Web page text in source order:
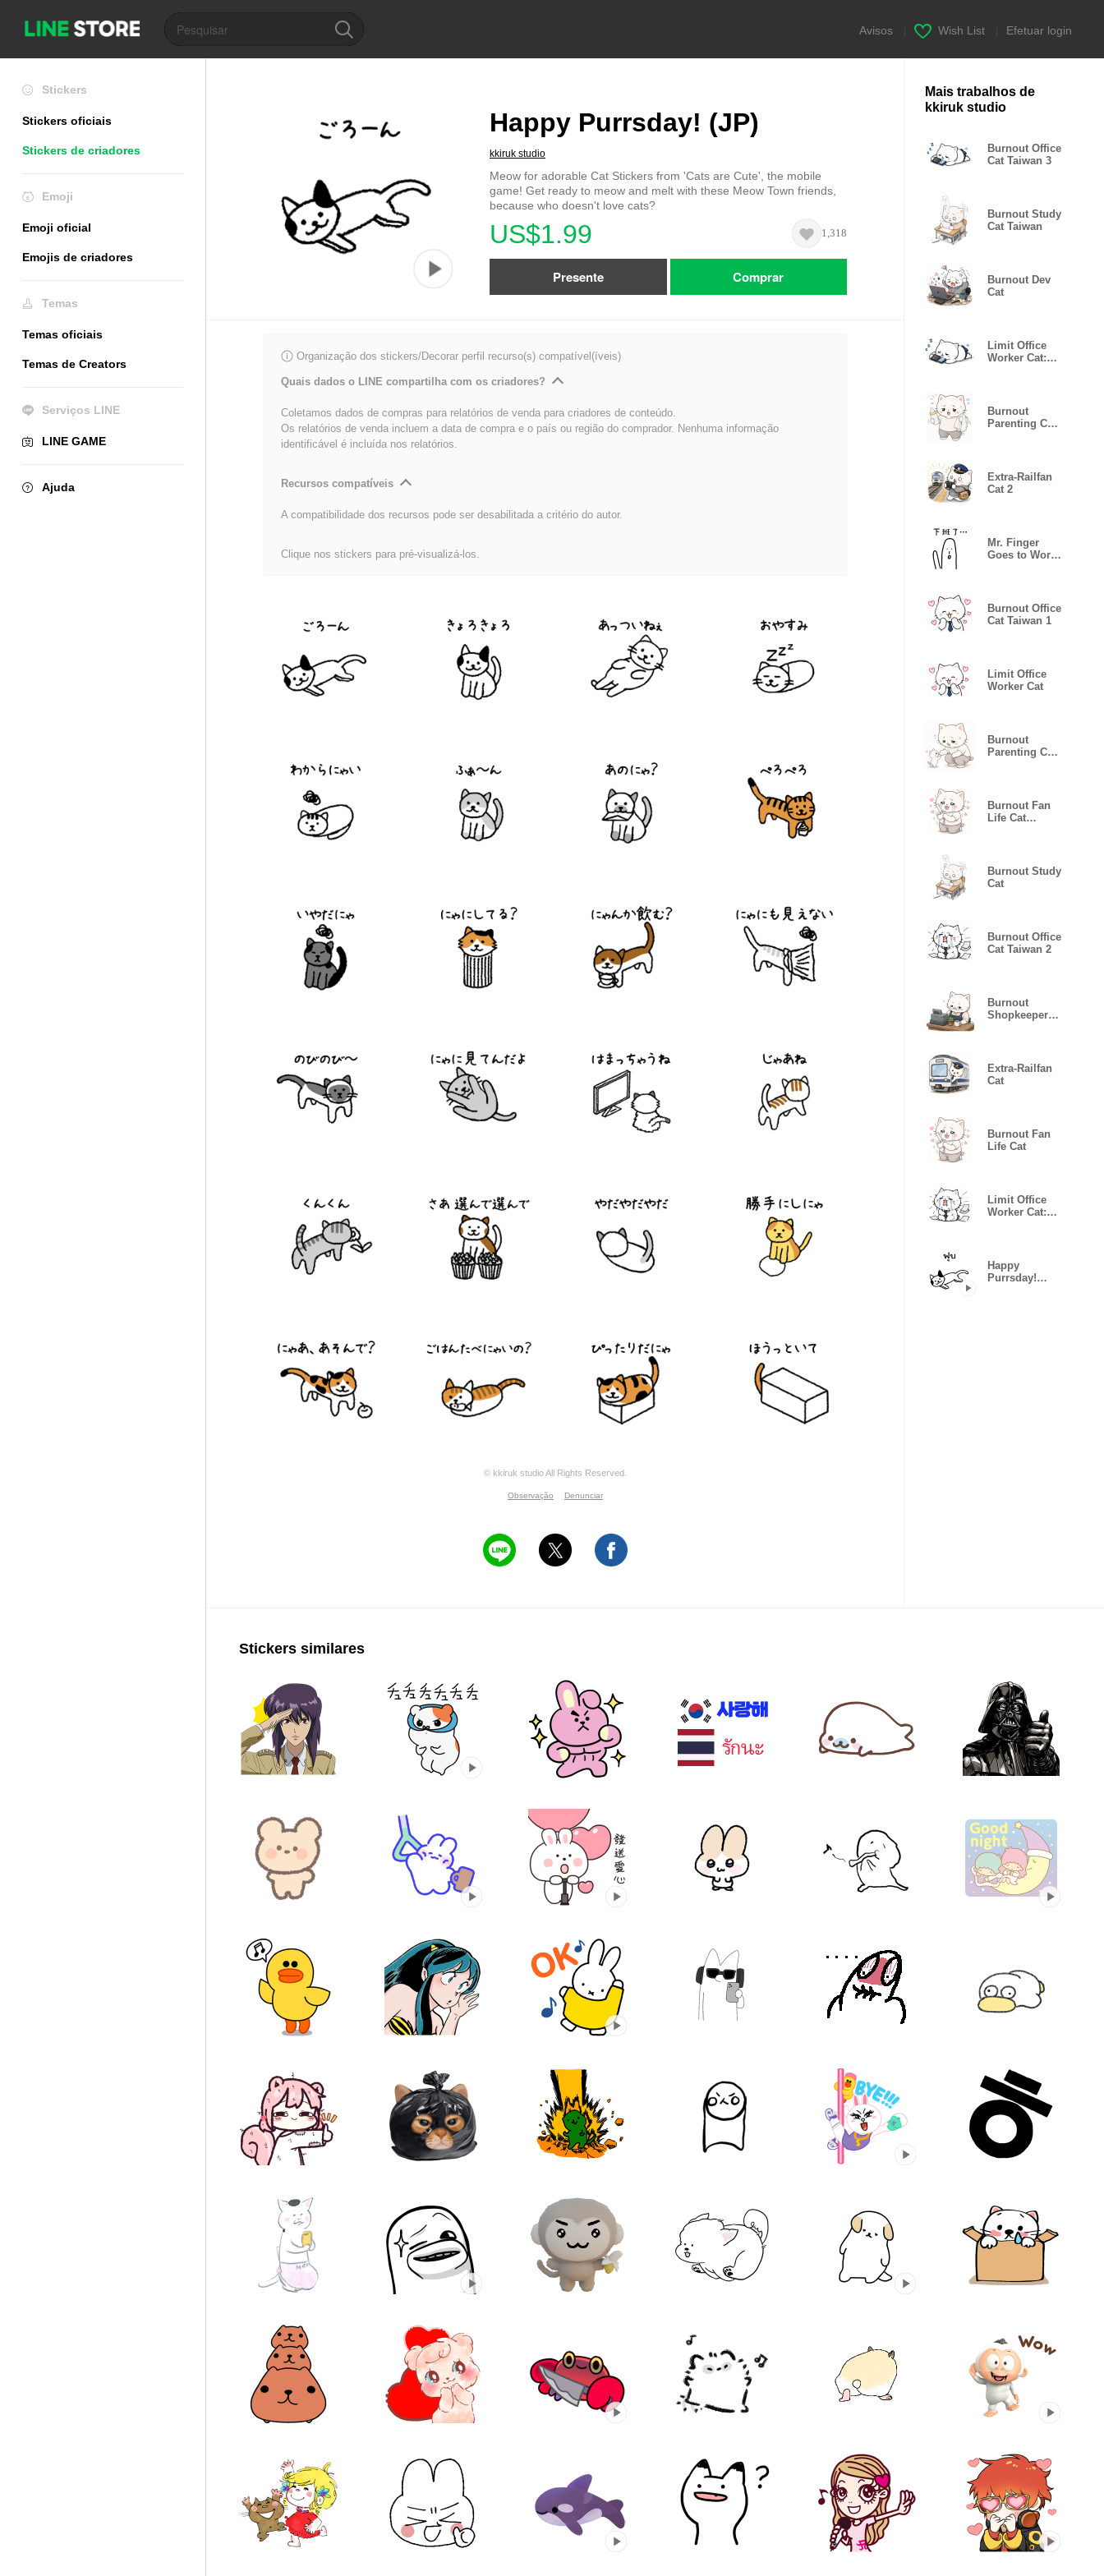
Avisos Wish List Efetuar login
Stickers
Stickers oficiais
Stickers de criadores
Emoji
Emoji oficial
Emojis de criadores
Temas
Temas oficiais
Temas de Creators
Serviços LINE
LINE GAME
Ajuda
Happy Purrsday! (JP)
kkiruk studio
Meow for adorable Cat Stickers from 'Cats are Cute', the mobile
game! Get ready to meow and melt with these Meow Town friends,
because who doesn't love cats?
US$1.99 1,318
Presente Comprar
Organização dos stickers/Decorar perfil recurso(s) compatível(íveis)
Quais dados o LINE compartilha com os criadores?
Coletamos dados de compras para relatórios de venda para criadores de conteúdo.
Os relatórios de venda incluem a data de compra e o país ou região do comprador. Nenhuma informação
identificável é incluída nos relatórios.
Recursos compatíveis
A compatibilidade dos recursos pode ser desabilitada a critério do autor.
Clique nos stickers para pré-visualizá-los.
© kkiruk studio All Rights Reserved.
Observação Denunciar
Mais trabalhos de
kkiruk studio
Burnout Office
Cat Taiwan 3
Burnout Study
Cat Taiwan
Burnout Dev
Cat
Limit Office
Worker Cat:
Burnout
Parenting Cat
Extra-Railfan
Cat 2
Mr. Finger
Goes to Work
Burnout Office
Cat Taiwan 1
Limit Office
Worker Cat
Burnout
Parenting Cat
Burnout Fan
Life Cat
Burnout Study
Cat
Burnout Office
Cat Taiwan 2
Burnout
Shopkeeper
Extra-Railfan
Cat
Burnout Fan
Life Cat
Limit Office
Worker Cat:
Happy
Purrsday!
Stickers similares